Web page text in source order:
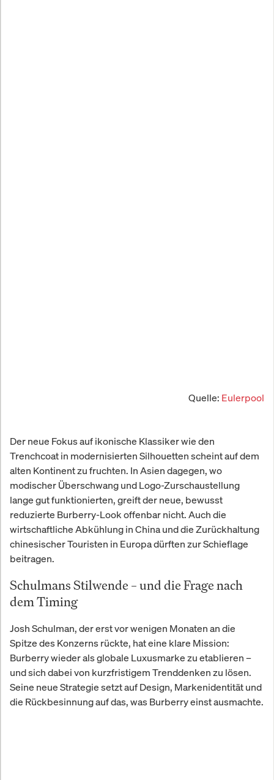
Quelle: Eulerpool
Der neue Fokus auf ikonische Klassiker wie den
Trenchcoat in modernisierten Silhouetten scheint auf dem
alten Kontinent zu fruchten. In Asien dagegen, wo
modischer Überschwang und Logo-Zurschaustellung
lange gut funktionierten, greift der neue, bewusst
reduzierte Burberry-Look offenbar nicht. Auch die
wirtschaftliche Abkühlung in China und die Zurückhaltung
chinesischer Touristen in Europa dürften zur Schieflage
beitragen.
Schulmans Stilwende – und die Frage nach
dem Timing
Josh Schulman, der erst vor wenigen Monaten an die
Spitze des Konzerns rückte, hat eine klare Mission:
Burberry wieder als globale Luxusmarke zu etablieren –
und sich dabei von kurzfristigem Trenddenken zu lösen.
Seine neue Strategie setzt auf Design, Markenidentität und
die Rückbesinnung auf das, was Burberry einst ausmachte.